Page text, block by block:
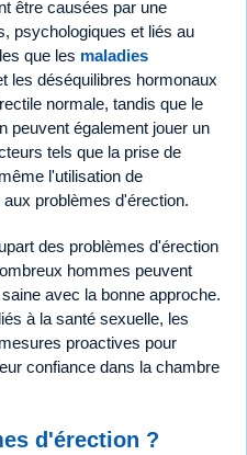
être causées par une
psychologiques et liés au
que les maladies
les déséquilibres hormonaux
normale, tandis que le
peuvent également jouer un
tels que la prise de
l'utilisation de
problèmes d'érection.
des problèmes d'érection
hommes peuvent
avec la bonne approche.
à la santé sexuelle, les
proactives pour
confiance dans la chambre
d'érection ?